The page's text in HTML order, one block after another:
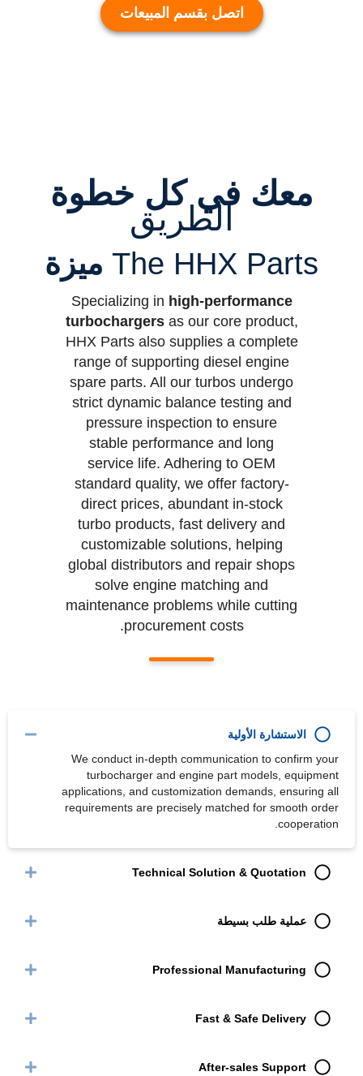
اتصل بقسم المبيعات
معك في كل خطوة
الطريق
The HHX Parts ميزة
Specializing in high-performance
turbochargersas our core product,
HHX Parts also supplies a complete
range of supporting diesel engine
spare parts. All our turbos undergo
strict dynamic balance testing and
pressure inspection to ensure
stable performance and long
service life. Adhering to OEM
standard quality, we offer factory-
direct prices, abundant in-stock
turbo products, fast delivery and
customizable solutions, helping
global distributors and repair shops
solve engine matching and
maintenance problems while cutting
procurement costs.
الاستشارة الأولية
We conduct in-depth communication to confirm your
turbocharger and engine part models, equipment
applications, and customization demands, ensuring all
requirements are precisely matched for smooth order
cooperation.
Technical Solution & Quotation
عملية طلب بسيطة
Professional Manufacturing
Fast & Safe Delivery
After-sales Support